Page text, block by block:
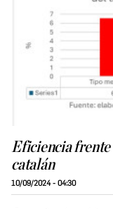
Eficiencia frente
catalán
10/09/2024 - 04:30